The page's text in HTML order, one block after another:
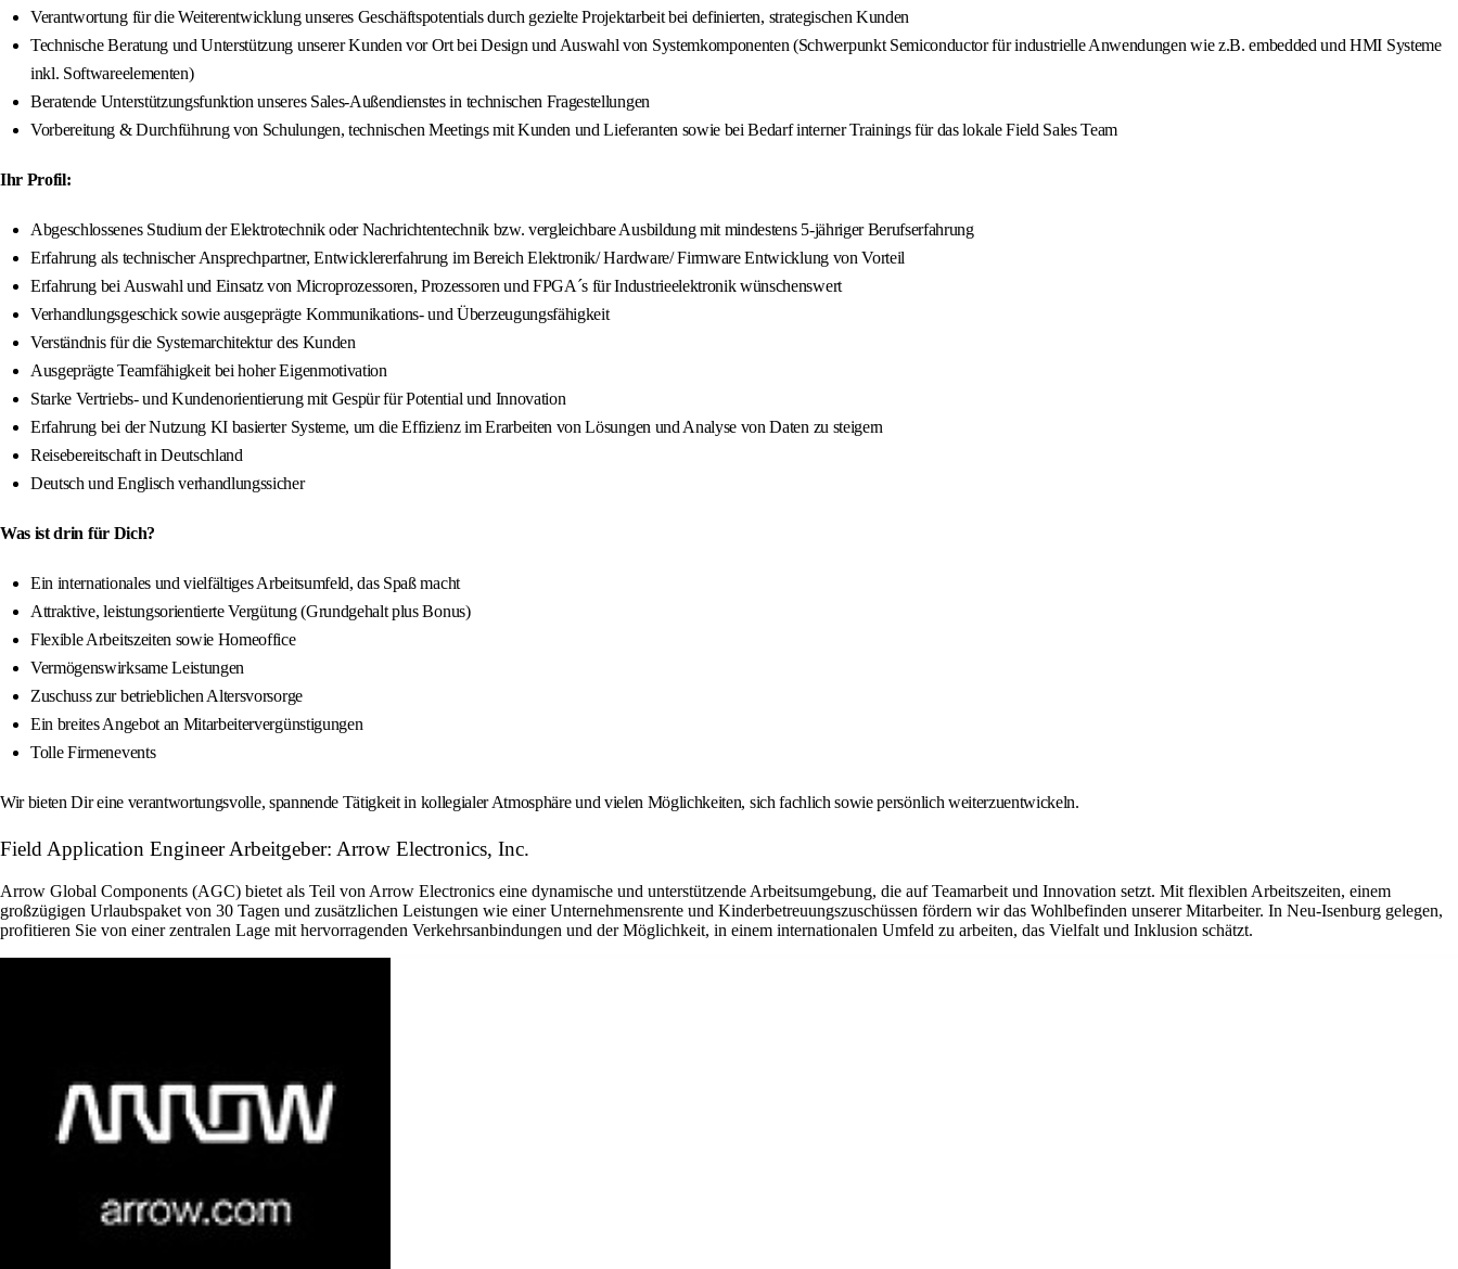
Verantwortung für die Weiterentwicklung unseres Geschäftspotentials durch gezielte Projektarbeit bei definierten, strategischen Kunden
Technische Beratung und Unterstützung unserer Kunden vor Ort bei Design und Auswahl von Systemkomponenten (Schwerpunkt Semiconductor für industrielle Anwendungen wie z.B. embedded und HMI Systeme
inkl. Softwareelementen)
Beratende Unterstützungsfunktion unseres Sales-Außendienstes in technischen Fragestellungen
Vorbereitung & Durchführung von Schulungen, technischen Meetings mit Kunden und Lieferanten sowie bei Bedarf interner Trainings für das lokale Field Sales Team
Ihr Profil:
Abgeschlossenes Studium der Elektrotechnik oder Nachrichtentechnik bzw. vergleichbare Ausbildung mit mindestens 5-jähriger Berufserfahrung
Erfahrung als technischer Ansprechpartner, Entwicklererfahrung im Bereich Elektronik/ Hardware/ Firmware Entwicklung von Vorteil
Erfahrung bei Auswahl und Einsatz von Microprozessoren, Prozessoren und FPGA´s für Industrieelektronik wünschenswert
Verhandlungsgeschick sowie ausgeprägte Kommunikations- und Überzeugungsfähigkeit
Verständnis für die Systemarchitektur des Kunden
Ausgeprägte Teamfähigkeit bei hoher Eigenmotivation
Starke Vertriebs- und Kundenorientierung mit Gespür für Potential und Innovation
Erfahrung bei der Nutzung KI basierter Systeme, um die Effizienz im Erarbeiten von Lösungen und Analyse von Daten zu steigern
Reisebereitschaft in Deutschland
Deutsch und Englisch verhandlungssicher
Was ist drin für Dich?
Ein internationales und vielfältiges Arbeitsumfeld, das Spaß macht
Attraktive, leistungsorientierte Vergütung (Grundgehalt plus Bonus)
Flexible Arbeitszeiten sowie Homeoffice
Vermögenswirksame Leistungen
Zuschuss zur betrieblichen Altersvorsorge
Ein breites Angebot an Mitarbeitervergünstigungen
Tolle Firmenevents
Wir bieten Dir eine verantwortungsvolle, spannende Tätigkeit in kollegialer Atmosphäre und vielen Möglichkeiten, sich fachlich sowie persönlich weiterzuentwickeln.
Field Application Engineer Arbeitgeber: Arrow Electronics, Inc.
Arrow Global Components (AGC) bietet als Teil von Arrow Electronics eine dynamische und unterstützende Arbeitsumgebung, die auf Teamarbeit und Innovation setzt. Mit flexiblen Arbeitszeiten, einem
großzügigen Urlaubspaket von 30 Tagen und zusätzlichen Leistungen wie einer Unternehmensrente und Kinderbetreuungszuschüssen fördern wir das Wohlbefinden unserer Mitarbeiter. In Neu-Isenburg gelegen,
profitieren Sie von einer zentralen Lage mit hervorragenden Verkehrsanbindungen und der Möglichkeit, in einem internationalen Umfeld zu arbeiten, das Vielfalt und Inklusion schätzt.